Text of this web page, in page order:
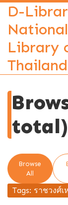
D-
National
Library
Thailand
total)
Browse
All
Tags: ราชวงศ์เ